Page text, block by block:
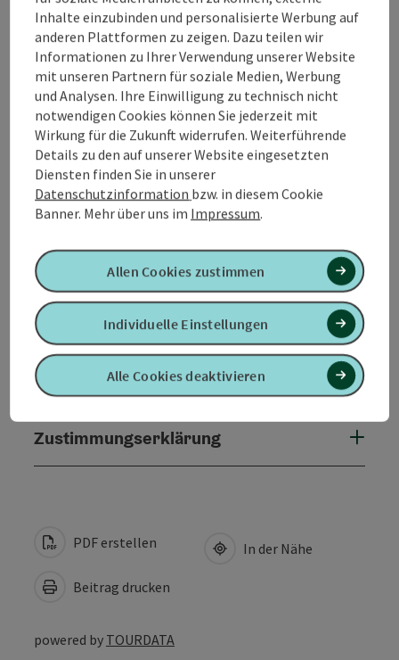
Tour und Routeninformationen
An der Strecke
Anreise/Lage
Eignung
Barrierefreiheit
Kontakt
Gastronomie
Zustimmungserklärung
PDF erstellen
Beitrag drucken
In der Nähe
powered by TOURDATA
Inhalte einzubinden und personalisierte Werbung auf
anderen Plattformen zu zeigen. Dazu teilen wir
Informationen zu Ihrer Verwendung unserer Website
mit unseren Partnern für soziale Medien, Werbung
und Analysen. Ihre Einwilligung zu technisch nicht
notwendigen Cookies können Sie jederzeit mit
Wirkung für die Zukunft widerrufen. Weiterführende
Details zu den auf unserer Website eingesetzten
Diensten finden Sie in unserer
Datenschutzinformation bzw. in diesem Cookie
Banner. Mehr über uns im Impressum.
Alle Cookies deaktivieren
Individuelle Einstellungen
Allen Cookies zustimmen